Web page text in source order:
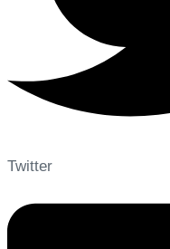
Twitter